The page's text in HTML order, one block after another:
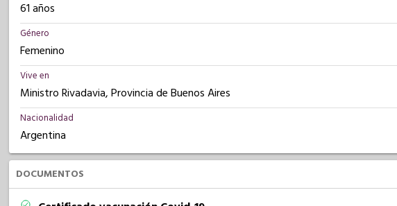
61 años
Género
Femenino
Vive en
Ministro Rivadavia, Provincia de Buenos Aires
Nacionalidad
Argentina
DOCUMENTOS